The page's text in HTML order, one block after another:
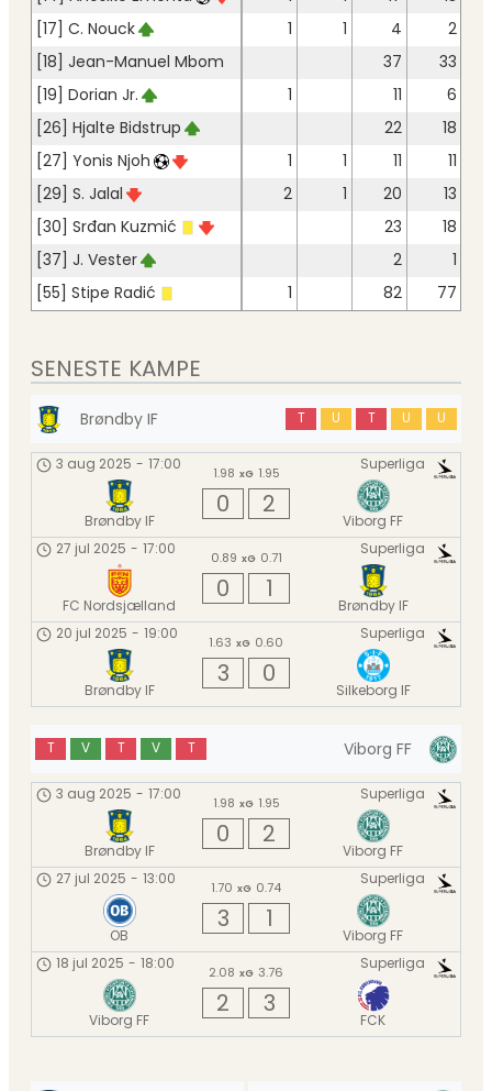
[17] C. Nouck
1 1 4
2
[18] Jean-Manuel Mbom
37
33
[19] Dorian Jr.
1 11
6
[26] Hjalte Bidstrup
22
18
[27] Yonis Njoh
1 1 11
11
[29] S. Jalal
2 1 20
13
[30] Srđan Kuzmić
23
18
[37] J. Vester
2
1
[55] Stipe Radić
1 82 77
SENESTE KAMPE
Brøndby IF T U T U U
Superliga
3 aug 2025 - 17:00
Brøndby IF
1.98 xG 1.95
0 2
Viborg FF
Superliga
27 jul 2025 - 17:00
FC Nordsjælland
0.89 xG 0.71
0 1
Brøndby IF
Superliga
20 jul 2025 - 19:00
Brøndby IF
1.63 xG 0.60
3 0
Silkeborg IF
Viborg FF
T V T V T
Superliga
3 aug 2025 - 17:00
Brøndby IF
1.98 xG 1.95
0 2
Viborg FF
Superliga
27 jul 2025 - 13:00
OB
1.70 xG 0.74
3 1
Viborg FF
Superliga
18 jul 2025 - 18:00
Viborg FF
2.08 xG 3.76
2 3
FCK